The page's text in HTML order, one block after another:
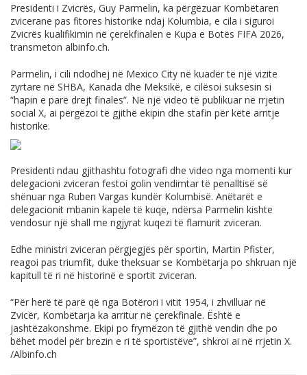
Presidenti i Zvicrës, Guy Parmelin, ka përgëzuar Kombëtaren
zvicerane pas fitores historike ndaj Kolumbia, e cila i siguroi
Zvicrës kualifikimin në çerekfinalen e Kupa e Botës FIFA 2026,
transmeton albinfo.ch.
Parmelin, i cili ndodhej në Mexico City në kuadër të një vizite
zyrtare në SHBA, Kanada dhe Meksikë, e cilësoi suksesin si
“hapin e parë drejt finales”. Në një video të publikuar në rrjetin
social X, ai përgëzoi të gjithë ekipin dhe stafin për këtë arritje
historike.
Presidenti ndau gjithashtu fotografi dhe video nga momenti kur
delegacioni zviceran festoi golin vendimtar të penalltisë së
shënuar nga Ruben Vargas kundër Kolumbisë. Anëtarët e
delegacionit mbanin kapele të kuqe, ndërsa Parmelin kishte
vendosur një shall me ngjyrat kuqezi të flamurit zviceran.
Edhe ministri zviceran përgjegjës për sportin, Martin Pfister,
reagoi pas triumfit, duke theksuar se Kombëtarja po shkruan një
kapitull të ri në historinë e sportit zviceran.
“Për herë të parë që nga Botërori i vitit 1954, i zhvilluar në
Zvicër, Kombëtarja ka arritur në çerekfinale. Është e
jashtëzakonshme. Ekipi po frymëzon të gjithë vendin dhe po
bëhet model për brezin e ri të sportistëve”, shkroi ai në rrjetin X.
/Albinfo.ch